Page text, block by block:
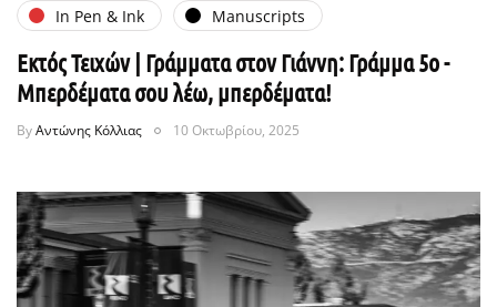
In Pen & Ink Manuscripts
Εκτός Τειχών | Γράμματα στον Γιάννη: Γράμμα 5ο -
Μπερδέματα σου λέω, μπερδέματα!
ByΑντώνης Κόλλιας 10 Οκτωβρίου, 2025